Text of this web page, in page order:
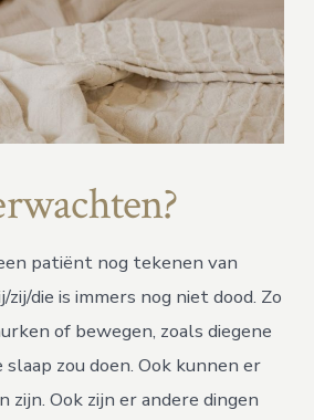
patiënt nog tekenen van
die is immers nog niet dood. Zo
of bewegen, zoals diegene
zou doen. Ook kunnen er
zijn. Ook zijn er andere dingen